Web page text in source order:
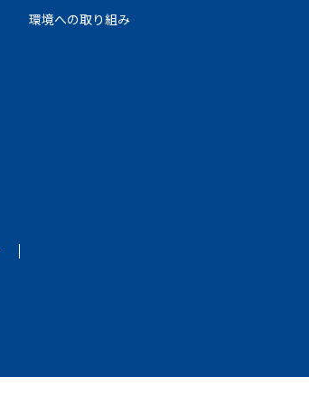
環境への取り組み